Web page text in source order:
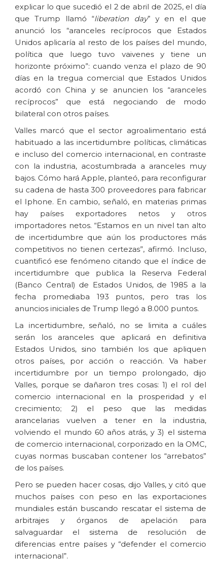
explicar lo que sucedió el 2 de abril de 2025, el día
que Trump llamó “liberation day” y en el que
anunció los “aranceles recíprocos que Estados
Unidos aplicaría al resto de los países del mundo,
política que luego tuvo vaivenes y tiene un
horizonte próximo”: cuando venza el plazo de 90
días en la tregua comercial que Estados Unidos
acordó con China y se anuncien los “aranceles
recíprocos” que está negociando de modo
bilateral con otros países.
Valles marcó que el sector agroalimentario está
habituado a las incertidumbre políticas, climáticas
e incluso del comercio internacional, en contraste
con la industria, acostumbrada a aranceles muy
bajos. Cómo hará Apple, planteó, para reconfigurar
su cadena de hasta 300 proveedores para fabricar
el Iphone. En cambio, señaló, en materias primas
hay países exportadores netos y otros
importadores netos. “Estamos en un nivel tan alto
de incertidumbre que aún los productores más
competitivos no tienen certezas”, afirmó. Incluso,
cuantificó ese fenómeno citando que el índice de
incertidumbre que publica la Reserva Federal
(Banco Central) de Estados Unidos, de 1985 a la
fecha promediaba 193 puntos, pero tras los
anuncios iniciales de Trump llegó a 8.000 puntos.
La incertidumbre, señaló, no se limita a cuáles
serán los aranceles que aplicará en definitiva
Estados Unidos, sino también los que apliquen
otros países, por acción o reacción. Va haber
incertidumbre por un tiempo prolongado, dijo
Valles, porque se dañaron tres cosas: 1) el rol del
comercio internacional en la prosperidad y el
crecimiento; 2) el peso que las medidas
arancelarias vuelven a tener en la industria,
volviendo el mundo 60 años atrás, y 3) el sistema
de comercio internacional, corporizado en la OMC,
cuyas normas buscaban contener los “arrebatos”
de los países.
Pero se pueden hacer cosas, dijo Valles, y citó que
muchos países con peso en las exportaciones
mundiales están buscando rescatar el sistema de
arbitrajes y órganos de apelación para
salvaguardar el sistema de resolución de
diferencias entre países y “defender el comercio
internacional”.